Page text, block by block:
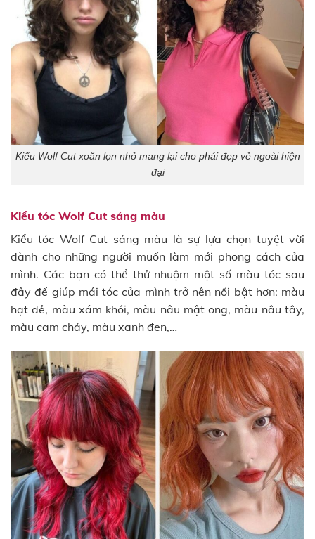
Kiểu Wolf Cut xoăn lọn nhỏ mang lại cho phái đẹp vẻ ngoài hiện
đại
Kiểu tóc Wolf Cut sáng màu
Kiểu tóc Wolf Cut sáng màu là sự lựa chọn tuyệt vời
dành cho những người muốn làm mới phong cách của
mình. Các bạn có thể thử nhuộm một số màu tóc sau
đây để giúp mái tóc của mình trở nên nổi bật hơn: màu
hạt dẻ, màu xám khói, màu nâu mật ong, màu nâu tây,
màu cam cháy, màu xanh đen,…